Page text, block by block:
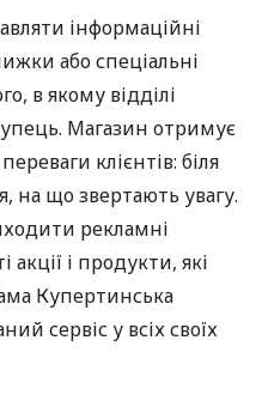
інформаційні
або спеціальні
в якому відділі
Магазин отримує
клієнтів: біля
на що звертають увагу.
рекламні
і продукти, які
Купертинська
сервіс у всіх своїх